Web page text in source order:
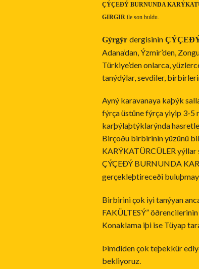
ÇÝÇEÐÝ BURNUNDA
GIRGIR ile son buldu.
Gýrgýr dergisinin
Adana’dan, Ýzmir’den,
Türkiye’den onlarca,
tanýdýlar, sevdiler,
Ayný karavanaya kaþýk
fýrça üstüne fýrça yiyip 3-5
karþýlaþtýklarýnda
Birçoðu birbirinin yüzünü
KARÝKATÜRCÜLER
ÇÝÇEÐÝ BURNUNDA
gerçekleþtireceði
Birbirini çok iyi tanýyan
FAKÜLTESÝ”
Konaklama iþi ise Tüyap
Þimdiden çok teþekkür
bekliyoruz.